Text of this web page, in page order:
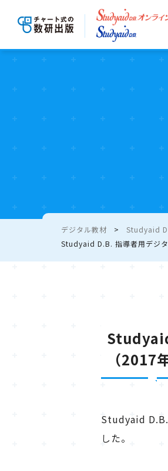
デジタル教材 Studyaid
Studyaid D.B. 指導者用デジ
（
Studyaid D.B.
した。